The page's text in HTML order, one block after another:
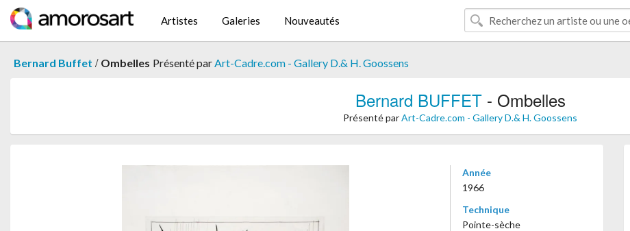
Artistes Galeries Nouveautés
Bernard Buffet / Ombelles Présenté parArt-Cadre.com - Gallery D.& H. Goossens
Bernard BUFFET- Ombelles
Présenté parArt-Cadre.com - Gallery D.& H. Goossens
Année
1966
Technique
Pointe-sèche